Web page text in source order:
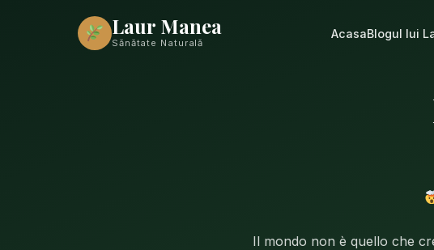
Laur Manea
Sănătate Naturală
AcasaBlogul lui
Il mondo non è quello che